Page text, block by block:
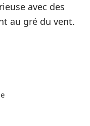
avec des
au gré du vent.